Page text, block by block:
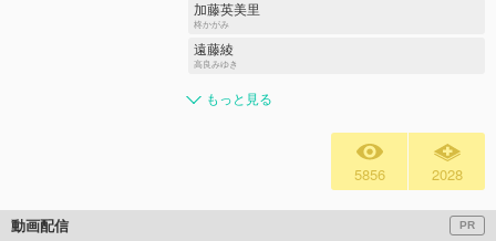
加藤英美里
柊かがみ
遠藤綾
高良みゆき
もっと見る
5856 2028
動画配信 PR